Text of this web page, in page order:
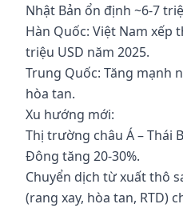
Nhật Bản ổn định ~6-7
Hàn Quốc: Việt Nam xếp
triệu USD năm 2025.
Trung Quốc: Tăng mạnh
hòa tan.
Xu hướng mới:
Thị trường châu Á – Thái
Đông tăng 20-30%.
Chuyển dịch từ xuất thô
(rang xay, hòa tan, RTD)